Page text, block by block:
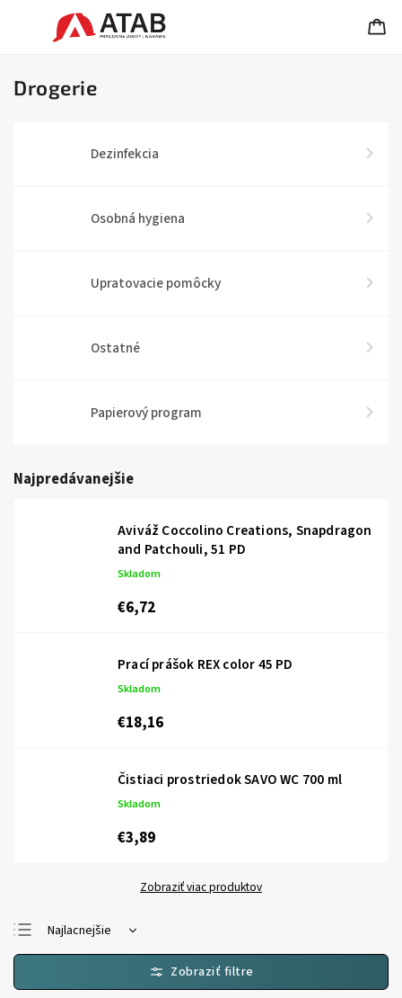
Drogerie
Dezinfekcia
Osobná hygiena
Upratovacie pomôcky
Ostatné
Papierový program
Najpredávanejšie
Aviváž Coccolino Creations, Snapdragon
and Patchouli, 51 PD
Skladom
€6,72
Prací prášok REX color 45 PD
Skladom
€18,16
Čistiaci prostriedok SAVO WC 700 ml
Skladom
€3,89
Zobraziť viac produktov
Najlacnejšie
Najdrahšie
Najpredávanejšie